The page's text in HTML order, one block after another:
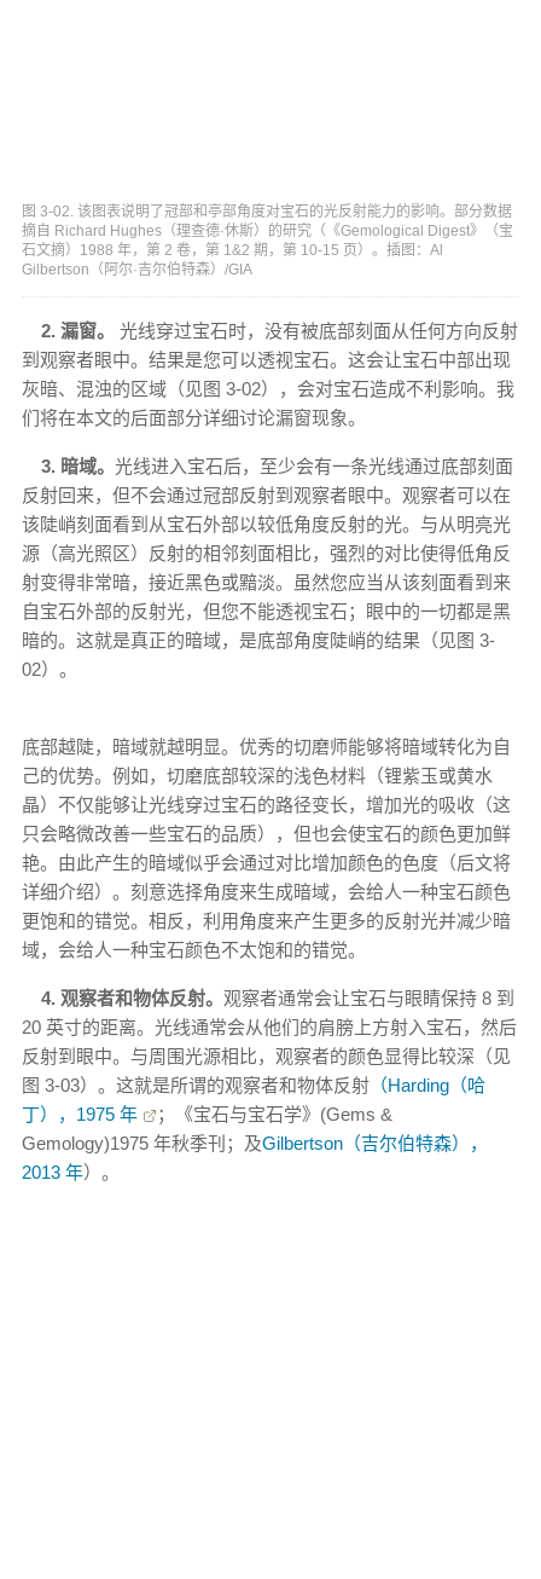
图 3-02. 该图表说明了冠部和亭部角度对宝石的光反射能力的影响。部分数据
摘自 Richard Hughes（理查德·休斯）的研究（《Gemological Digest》（宝
石文摘）1988 年，第 2 卷，第 1&2 期，第 10-15 页）。插图：Al
Gilbertson（阿尔·吉尔伯特森）/GIA
2. 漏窗。
光线穿过宝石时，没有被底部刻面从任何方向反射
到观察者眼中。结果是您可以透视宝石。这会让宝石中部出现
灰暗、混浊的区域（见图 3-02），会对宝石造成不利影响。我
们将在本文的后面部分详细讨论漏窗现象。
3. 暗域。 光线进入宝石后，至少会有一条光线通过底部刻面
反射回来，但不会通过冠部反射到观察者眼中。观察者可以在
该陡峭刻面看到从宝石外部以较低角度反射的光。与从明亮光
源（高光照区）反射的相邻刻面相比，强烈的对比使得低角反
射变得非常暗，接近黑色或黯淡。虽然您应当从该刻面看到来
自宝石外部的反射光，但您不能透视宝石；眼中的一切都是黑
暗的。这就是真正的暗域，是底部角度陡峭的结果（见图 3-
02）。
底部越陡，暗域就越明显。优秀的切磨师能够将暗域转化为自
己的优势。例如，切磨底部较深的浅色材料（锂紫玉或黄水
晶）不仅能够让光线穿过宝石的路径变长，增加光的吸收（这
只会略微改善一些宝石的品质），但也会使宝石的颜色更加鲜
艳。由此产生的暗域似乎会通过对比增加颜色的色度（后文将
详细介绍）。刻意选择角度来生成暗域，会给人一种宝石颜色
更饱和的错觉。相反，利用角度来产生更多的反射光并减少暗
域，会给人一种宝石颜色不太饱和的错觉。
4. 观察者和物体反射。 观察者通常会让宝石与眼睛保持 8 到
20 英寸的距离。光线通常会从他们的肩膀上方射入宝石，然后
反射到眼中。与周围光源相比，观察者的颜色显得比较深（见
图 3-03）。这就是所谓的观察者和物体反射 （Harding（哈
丁），1975 年
；《宝石与宝石学》(Gems &
Gemology)1975 年秋季刊；及Gilbertson（吉尔伯特森），
2013 年）。